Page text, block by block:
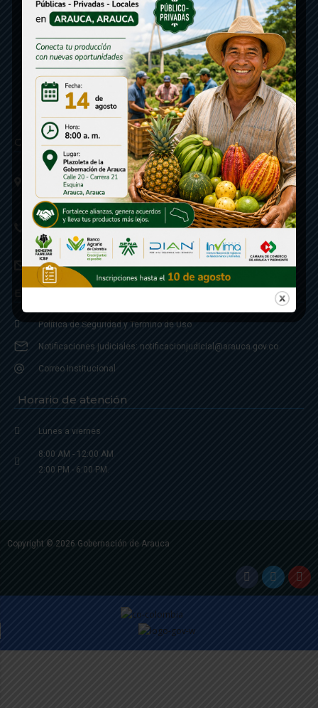
Contáctenos
Calle 20 - Carrera 21 Esquina
Código postal 810001
Linea de Servicio a la Ciudadania: 57- 6078851946
Linea Anticorrupción: 607885 3374
correspondencia: archivogeneral@arauca.gov.co
Enlaces
Política de Seguridad y Termino de Uso
Notificaciones judiciales: notificacionjudicial@arauca.gov.co
Correo Institucional
Horario de atención
Lunes a viernes
8:00 AM - 12:00 AM
2:00 PM - 6:00 PM.
Copyright © 2026 Gobernación de Arauca